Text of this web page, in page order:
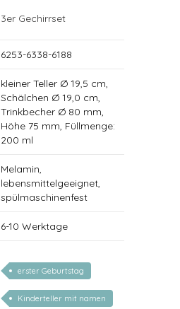
3er Gechirrset
6253-6338-6188
kleiner Teller Ø 19,5 cm,
Schälchen Ø 19,0 cm,
Trinkbecher Ø 80 mm,
Höhe 75 mm, Füllmenge:
200 ml
Melamin,
lebensmittelgeeignet,
spülmaschinenfest
6-10 Werktage
erster Geburtstag
Kinderteller mit namen